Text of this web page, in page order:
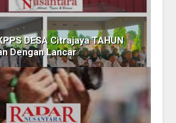
DESA Citrajaya TAHUN
Dengan Lancar